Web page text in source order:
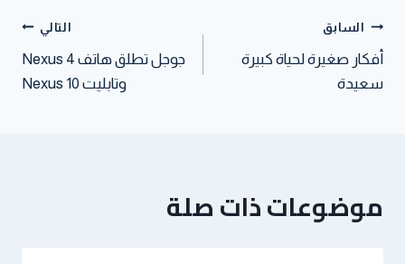
n
السابق
أفكار صغيرة لحياة كبيرة
سعيدة
التالي
جوجل تطلق هاتف Nexus 4
وتابليت 10 Nexus
موضوعات ذات صلة